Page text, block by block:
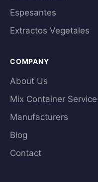
Espesantes
Extractos Vegetales
COMPANY
About Us
Mix Container Service
Manufacturers
Blog
Contact